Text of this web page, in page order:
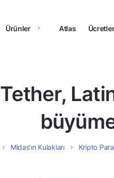
Ürünler Atlas
Tether,
Midas’ın Kulakları Kripto